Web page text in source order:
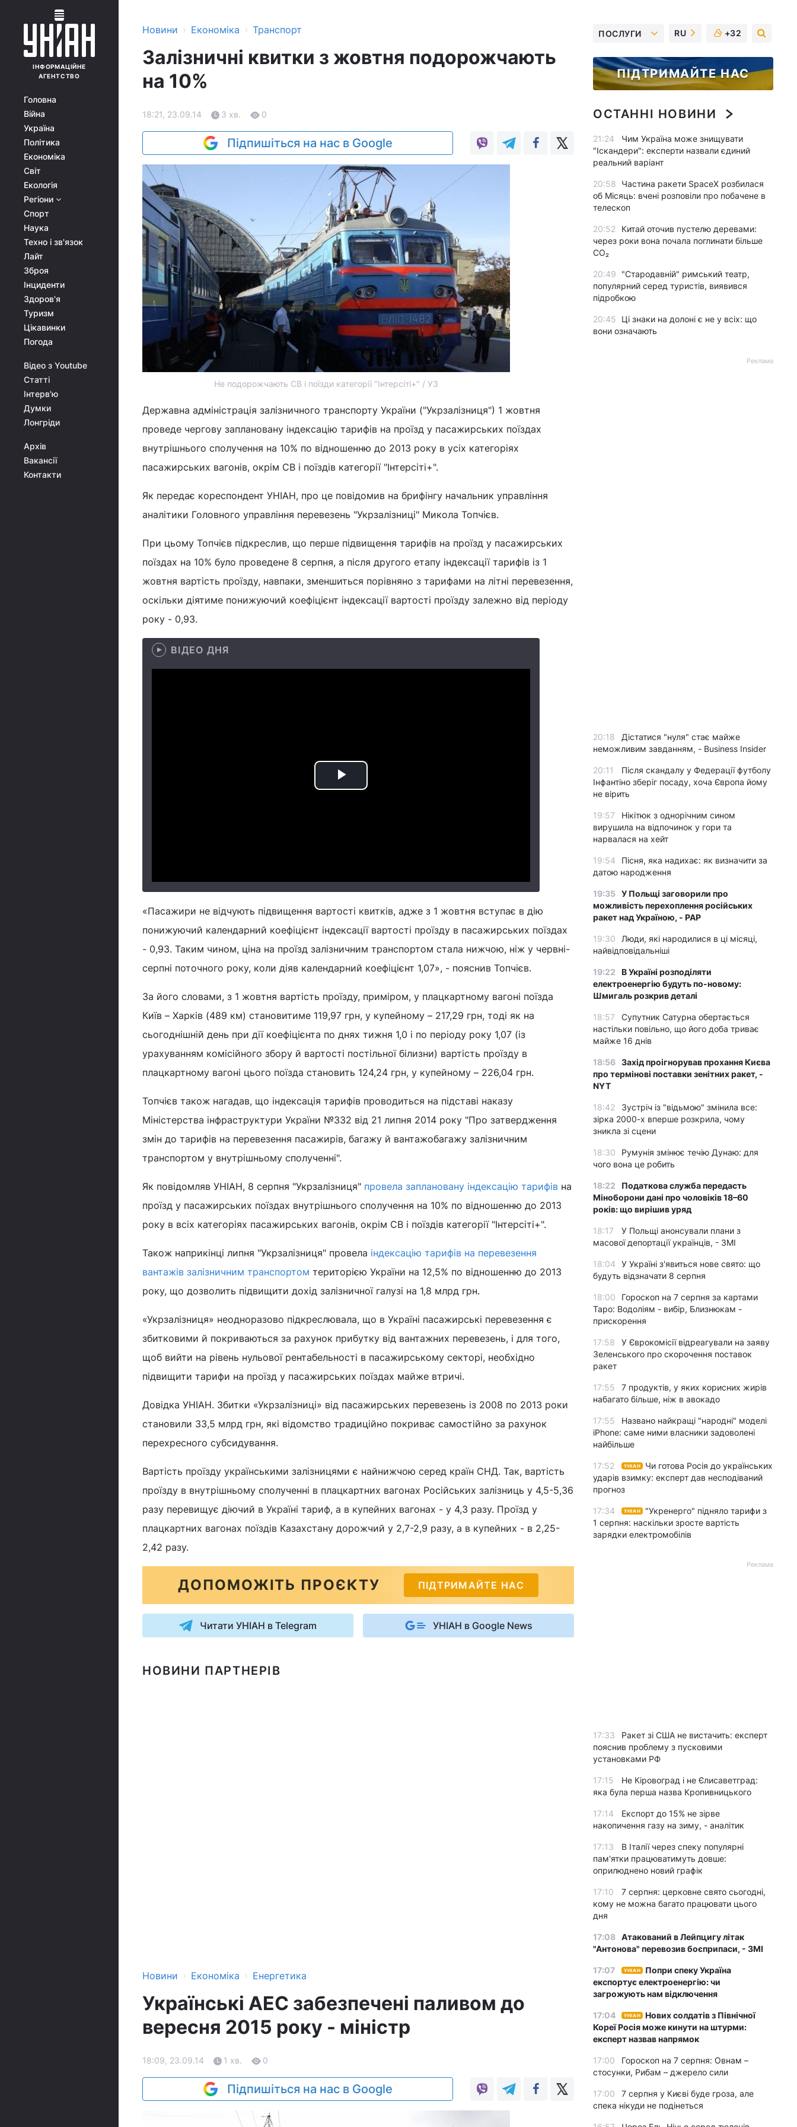
ІНФОРМАЦІЙНЕ
АГЕНТСТВО
Головна
Війна
Україна
Політика
Економіка
Світ
Екологія
Регіони
Спорт
Наука
Техно і зв'язок
Лайт
Зброя
Інциденти
Здоров'я
Туризм
Цікавинки
Погода
Відео з Youtube
Статті
Інтерв'ю
Думки
Лонгріди
Архів
Вакансії
Контакти
Новини › Економіка › Транспорт
Залізничні квитки з жовтня подорожчають
на 10%
18:21, 23.09.14 3 хв. 0
Підпишіться на нас в Google
Не подорожчають СВ і поїзди категорії "Інтерсіті+" / УЗ
Державна адміністрація залізничного транспорту України ("Укрзалізниця") 1 жовтня
проведе чергову заплановану індексацію тарифів на проїзд у пасажирських поїздах
внутрішнього сполучення на 10% по відношенню до 2013 року в усіх категоріях
пасажирських вагонів, окрім СВ і поїздів категорії "Інтерсіті+".
Як передає кореспондент УНІАН, про це повідомив на брифінгу начальник управління
аналітики Головного управління перевезень "Укрзалізниці" Микола Топчієв.
При цьому Топчієв підкреслив, що перше підвищення тарифів на проїзд у пасажирських
поїздах на 10% було проведене 8 серпня, а після другого етапу індексації тарифів із 1
жовтня вартість проїзду, навпаки, зменшиться порівняно з тарифами на літні перевезення,
оскільки діятиме понижуючий коефіцієнт індексації вартості проїзду залежно від періоду
року - 0,93.
ВІДЕО ДНЯ
Play
«Пасажири не відчують підвищення вартості квитків, адже з 1 жовтня вступає в дію
понижуючий календарний коефіцієнт індексації вартості проїзду в пасажирських поїздах
- 0,93. Таким чином, ціна на проїзд залізничним транспортом стала нижчою, ніж у червні-
серпні поточного року, коли діяв календарний коефіцієнт 1,07», - пояснив Топчієв.
За його словами, з 1 жовтня вартість проїзду, приміром, у плацкартному вагоні поїзда
Київ – Харків (489 км) становитиме 119,97 грн, у купейному – 217,29 грн, тоді як на
сьогоднішній день при дії коефіцієнта по днях тижня 1,0 і по періоду року 1,07 (із
урахуванням комісійного збору й вартості постільної білизни) вартість проїзду в
плацкартному вагоні цього поїзда становить 124,24 грн, у купейному – 226,04 грн.
Топчієв також нагадав, що індексація тарифів проводиться на підставі наказу
Міністерства інфраструктури України №332 від 21 липня 2014 року "Про затвердження
змін до тарифів на перевезення пасажирів, багажу й вантажобагажу залізничним
транспортом у внутрішньому сполученні".
Як повідомляв УНІАН, 8 серпня "Укрзалізниця" провела заплановану індексацію тарифів на
проїзд у пасажирських поїздах внутрішнього сполучення на 10% по відношенню до 2013
року в всіх категоріях пасажирських вагонів, окрім СВ і поїздів категорії "Інтерсіті+".
Також наприкінці липня "Укрзалізниця" провела індексацію тарифів на перевезення
вантажів залізничним транспортом територією України на 12,5% по відношенню до 2013
року, що дозволить підвищити дохід залізничної галузі на 1,8 млрд грн.
«Укрзалізниця» неодноразово підкреслювала, що в Україні пасажирські перевезення є
збитковими й покриваються за рахунок прибутку від вантажних перевезень, і для того,
щоб вийти на рівень нульової рентабельності в пасажирському секторі, необхідно
підвищити тарифи на проїзд у пасажирських поїздах майже втричі.
Довідка УНІАН. Збитки «Укрзалізниці» від пасажирських перевезень із 2008 по 2013 роки
становили 33,5 млрд грн, які відомство традиційно покриває самостійно за рахунок
перехресного субсидування.
Вартість проїзду українськими залізницями є найнижчою серед країн СНД. Так, вартість
проїзду в внутрішньому сполученні в плацкартних вагонах Російських залізниць у 4,5-5,36
разу перевищує діючий в Україні тариф, а в купейних вагонах - у 4,3 разу. Проїзд у
плацкартних вагонах поїздів Казахстану дорожчий у 2,7-2,9 разу, а в купейних - в 2,25-
2,42 разу.
ДОПОМОЖІТЬ ПРОЄКТУ ПІДТРИМАЙТЕ НАС
Читати УНІАН в Telegram УНІАН в Google News
НОВИНИ ПАРТНЕРІВ
Новини › Економіка › Енергетика
Українські АЕС забезпечені паливом до
вересня 2015 року - міністр
18:09, 23.09.14 1 хв. 0
Підпишіться на нас в Google
ПОСЛУГИ RU +32
ПІДТРИМАЙТЕ НАС
ОСТАННІ НОВИНИ
21:24
Чим Україна може знищувати
"Іскандери": експерти назвали єдиний
реальний варіант
20:58
Частина ракети SpaceX розбилася
об Місяць: вчені розповіли про побачене в
телескоп
20:52
Китай оточив пустелю деревами:
через роки вона почала поглинати більше
CO₂
20:49
"Стародавній" римський театр,
популярний серед туристів, виявився
підробкою
20:45
Ці знаки на долоні є не у всіх: що
вони означають
Реклама
20:18
Дістатися "нуля" стає майже
неможливим завданням, - Business Insider
20:11
Після скандалу у Федерації футболу
Інфантіно зберіг посаду, хоча Європа йому
не вірить
19:57
Нікітюк з однорічним сином
вирушила на відпочинок у гори та
нарвалася на хейт
19:54
Пісня, яка надихає: як визначити за
датою народження
19:35 У Польщі заговорили про
можливість перехоплення російських
ракет над Україною, - PAP
19:30
Люди, які народилися в ці місяці,
найвідповідальніші
19:22
В Україні розподіляти
електроенергію будуть по-новому:
Шмигаль розкрив деталі
18:57
Супутник Сатурна обертається
настільки повільно, що його доба триває
майже 16 днів
18:56 Захід проігнорував прохання Києва
про термінові поставки зенітних ракет, -
NYT
18:42
Зустріч із "відьмою" змінила все:
зірка 2000-х вперше розкрила, чому
зникла зі сцени
18:30
Румунія змінює течію Дунаю: для
чого вона це робить
18:22
Податкова служба передасть
Міноборони дані про чоловіків 18–60
років: що вирішив уряд
18:17
У Польщі анонсували плани з
масової депортації українців, - ЗМІ
18:04
У Україні з'явиться нове свято: що
будуть відзначати 8 серпня
18:00
Гороскоп на 7 серпня за картами
Таро: Водоліям - вибір, Близнюкам -
прискорення
17:58
У Єврокомісії відреагували на заяву
Зеленського про скорочення поставок
ракет
17:55
7 продуктів, у яких корисних жирів
набагато більше, ніж в авокадо
17:55
Названо найкращі "народні" моделі
iPhone: саме ними власники задоволені
найбільше
17:52 УНІАН
Чи готова Росія до українських
ударів взимку: експерт дав несподіваний
прогноз
17:34 УНІАН
"Укренерго" підняло тарифи з
1 серпня: наскільки зросте вартість
зарядки електромобілів
Реклама
17:33
Ракет зі США не вистачить: експерт
пояснив проблему з пусковими
установками РФ
17:15
Не Кіровоград і не Єлисаветград:
яка була перша назва Кропивницького
17:14
Експорт до 15% не зірве
накопичення газу на зиму, - аналітик
17:13
В Італії через спеку популярні
пам'ятки працюватимуть довше:
оприлюднено новий графік
17:10
7 серпня: церковне свято сьогодні,
кому не можна багато працювати цього
дня
17:08 Атакований в Лейпцигу літак
"Антонова" перевозив боєприпаси, - ЗМІ
17:07 УНІАН
Попри спеку Україна
експортує електроенергію: чи
загрожують нам відключення
17:04 УНІАН
Нових солдатів з Північної
Кореї Росія може кинути на штурми:
експерт назвав напрямок
17:00
Гороскоп на 7 серпня: Овнам –
стосунки, Рибам – джерело сили
17:00
7 серпня у Києві буде гроза, але
спека нікуди не подінеться